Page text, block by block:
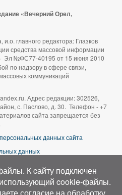
«Вечерний Орел,
главного редактора: Глазков
средства массовой информации
Эл №ФС77-40195 от 15 июня 2010
по надзору в сфере связи,
коммуникаций
Адрес редакции: 302526,
с. Паслово, д. 30. Телефон - +7
сайта запрещается без
данных сайта
данных
К cайту подключен
cookie-файлы.